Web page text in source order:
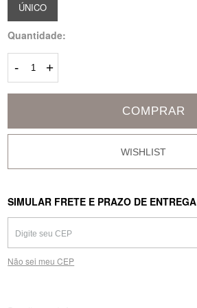
ÚNICO
Quantidade:
- +
COMPRAR
SIMULAR FRETE E PRAZO DE ENTREGA
Não sei meu CEP